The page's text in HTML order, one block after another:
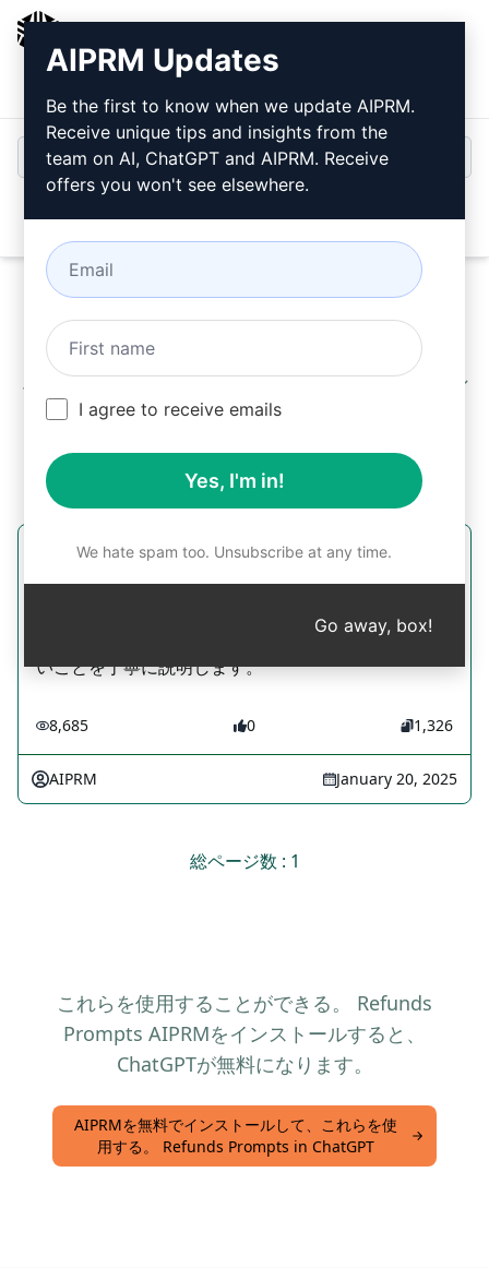
ログイン
これらを使用する Refunds Prompts AIPRMをイン
ストールすると、ChatGPTが無料になります。
返金ポリシーの説明
お客様に、しっかりとした態度で返金ポリシーがな
いことを丁寧に説明します。
8,685 0 1,326
AIPRM January 20, 2025
総ページ数 : 1
これらを使用することができる。 Refunds
Prompts AIPRMをインストールすると、
ChatGPTが無料になります。
AIPRMを無料でインストールして、これらを使
用する。 Refunds Prompts in ChatGPT
AIPRM Updates
Be the first to know when we update AIPRM.
Receive unique tips and insights from the
team on AI, ChatGPT and AIPRM. Receive
offers you won't see elsewhere.
I agree to receive emails
Yes, I'm in!
We hate spam too. Unsubscribe at any time.
Go away, box!